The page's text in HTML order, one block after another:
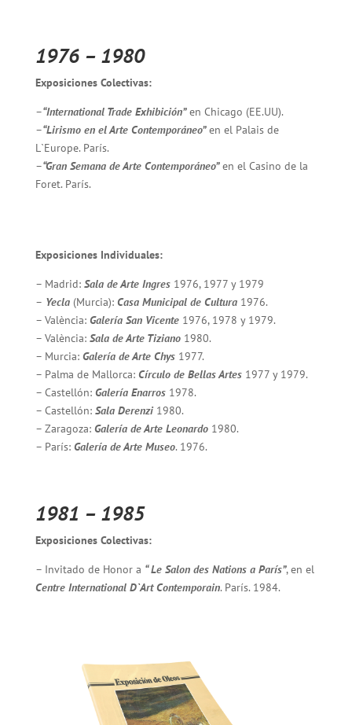
1976 – 1980
Exposiciones Colectivas:
–“International Trade Exhibición”en Chicago (EE.UU).
–“Lirismo en el Arte Contemporáneo” en el Palais de
L`Europe. París.
–“Gran Semana de Arte Contemporáneo”en el Casino de la
Foret. París.
Exposiciones Individuales:
– Madrid: Sala de Arte Ingres1976, 1977 y 1979
– Yecla(Murcia): Casa Municipal de Cultura1976.
– València: Galería San Vicente1976, 1978 y 1979.
– València: Sala de Arte Tiziano1980.
– Murcia: Galería de Arte Chys1977.
– Palma de Mallorca: Círculo de Bellas Artes1977 y 1979.
– Castellón: Galería Enarros1978.
– Castellón: Sala Derenzi1980.
– Zaragoza: Galería de Arte Leonardo1980.
– París: Galería de Arte Museo. 1976.
1981 – 1985
Exposiciones Colectivas:
– Invitado de Honor a “ Le Salon des Nations a París”, en el
Centre International D`Art Contemporain. París. 1984.